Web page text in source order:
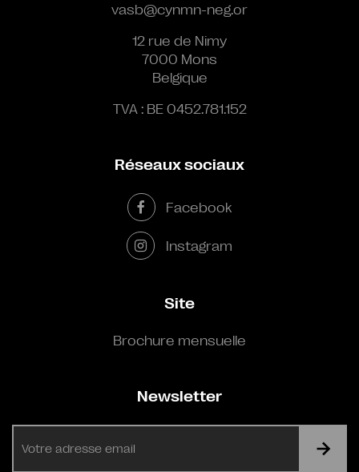
vasb@cynmn-neg.or
12 rue de Nimy
7000 Mons
Belgique
TVA : BE 0452.781.152
Réseaux sociaux
Facebook
Instagram
Site
Brochure mensuelle
Newsletter